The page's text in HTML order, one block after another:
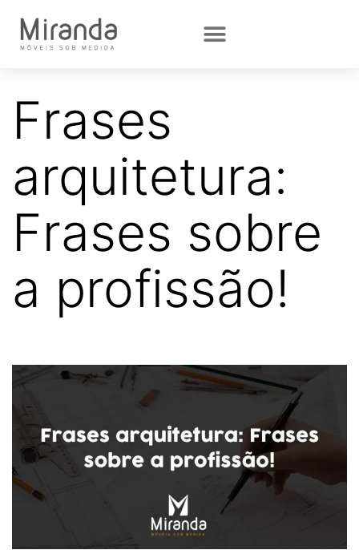
Frases
arquitetura:
Frases sobre
a profissão!